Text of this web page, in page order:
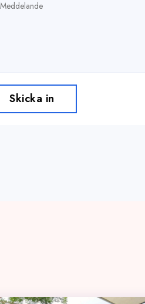
Skicka in